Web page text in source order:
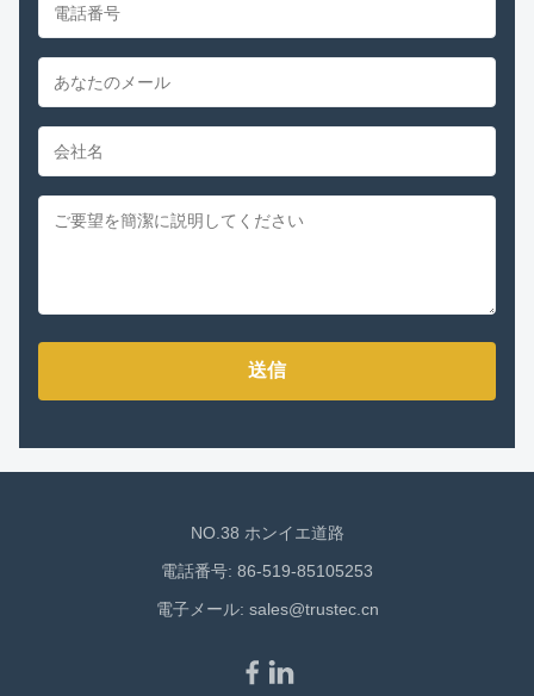
送信
NO.38 ホンイエ道路
電話番号: 86-519-85105253
電子メール: sales@trustec.cn